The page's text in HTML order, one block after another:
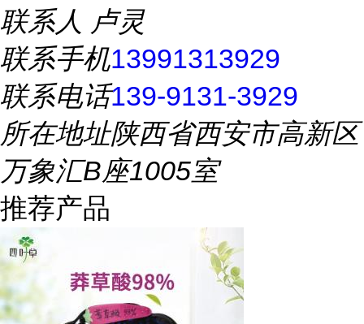
联系人 卢灵
联系手机13991313929
联系电话139-9131-3929
所在地址陕西省西安市高新区
万象汇B座1005室
推荐产品